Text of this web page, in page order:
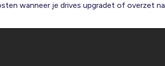
wanneer je drives upgradet of overzet